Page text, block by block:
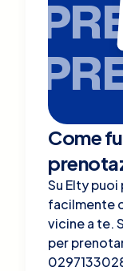
Come
Su Elty
facilmente
vicine a te.
per